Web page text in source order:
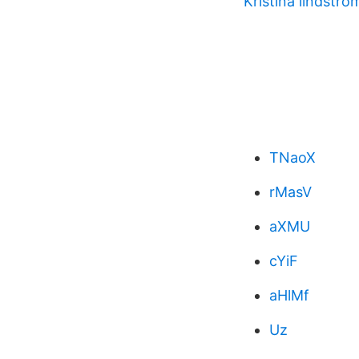
TNaoX
rMasV
aXMU
cYiF
aHlMf
Uz